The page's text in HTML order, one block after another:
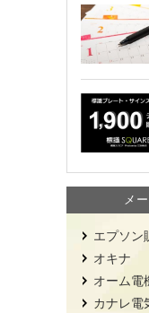
メ
エプソン
オキナ
オーム電
カナレ電